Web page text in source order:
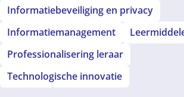
Informatiebeveiliging en privacy
Informatiemanagement
Professionalisering leraar
Technologische innovatie